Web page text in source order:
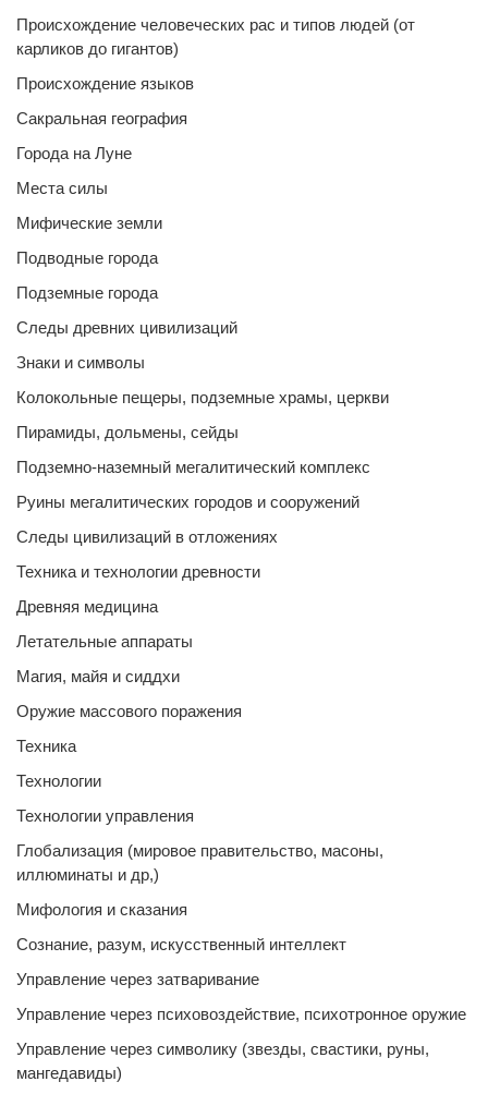
Происхождение человеческих рас и типов людей (от
карликов до гигантов)
Происхождение языков
Сакральная география
Города на Луне
Места силы
Мифические земли
Подводные города
Подземные города
Следы древних цивилизаций
Знаки и символы
Колокольные пещеры, подземные храмы, церкви
Пирамиды, дольмены, сейды
Подземно-наземный мегалитический комплекс
Руины мегалитических городов и сооружений
Следы цивилизаций в отложениях
Техника и технологии древности
Древняя медицина
Летательные аппараты
Магия, майя и сиддхи
Оружие массового поражения
Техника
Технологии
Технологии управления
Глобализация (мировое правительство, масоны,
иллюминаты и др,)
Мифология и сказания
Сознание, разум, искусственный интеллект
Управление через затваривание
Управление через психовоздействие, психотронное оружие
Управление через символику (звезды, свастики, руны,
мангедавиды)